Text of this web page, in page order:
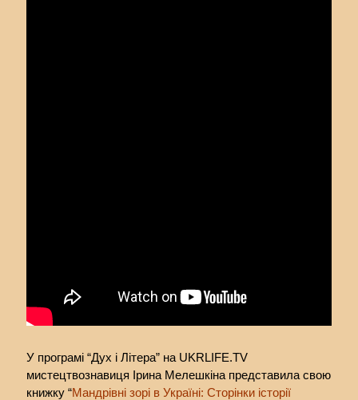
У програмі “Дух і Літера” на UKRLIFE.TV
мистецтвознавиця Ірина Мелешкіна представила свою
книжку “Мандрівні зорі в Україні: Сторінки історії